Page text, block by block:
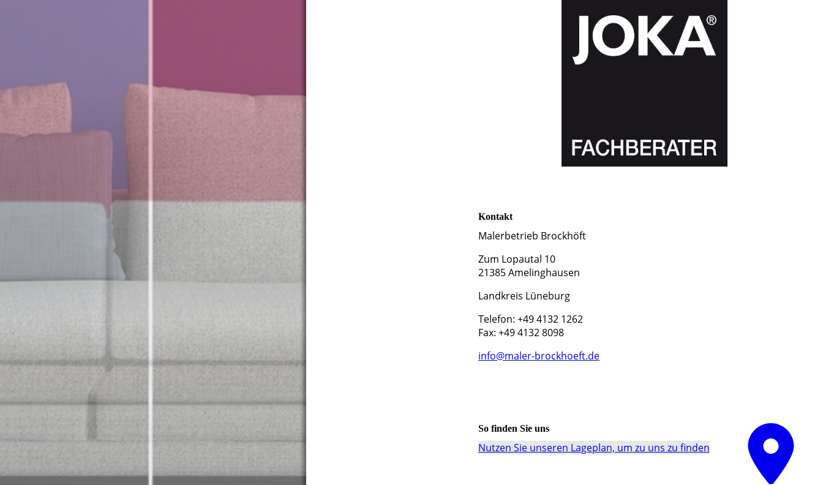
Kontakt
Malerbetrieb Brockhöft
Zum Lopautal 10
21385 Amelinghausen
Landkreis Lüneburg
Telefon: +49 4132 1262
Fax: +49 4132 8098
info@maler-brockhoeft.de
So finden Sie uns
Nutzen Sie unseren La­ge­plan, um zu uns zu finden